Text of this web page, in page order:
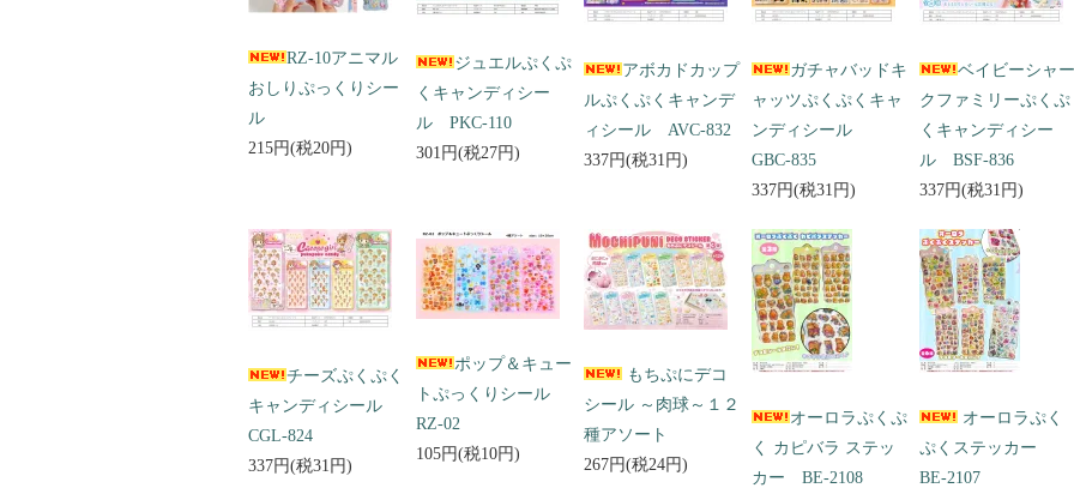
RZ-10アニマル
おしりぷっくりシー
ル
215円(税20円)
ジュエルぷくぷ
くキャンディシー
ル PKC-110
301円(税27円)
アボカドカップ
ルぷくぷくキャンデ
ィシール AVC-832
337円(税31円)
ガチャバッドキ
ャッツぷくぷくキャ
ンディシール
GBC-835
337円(税31円)
ベイビーシャー
クファミリーぷくぷ
くキャンディシー
ル BSF-836
337円(税31円)
チーズぷくぷく
キャンディシール
CGL-824
337円(税31円)
ポップ＆キュー
トぷっくりシール
RZ-02
105円(税10円)
もちぷにデコ
シール ～肉球～１２
種アソート
267円(税24円)
オーロラぷくぷ
く カピバラ ステッ
カー BE-2108
オーロラぷく
ぷくステッカー
BE-2107